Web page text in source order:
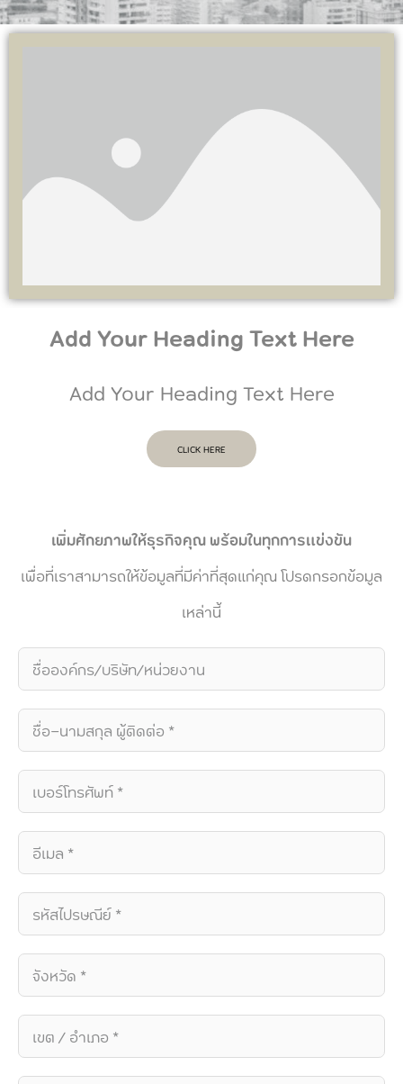
Add Your Heading Text Here
Add Your Heading Text Here
CLICK HERE
เพิ่มศักยภาพให้ธุรกิจคุณ พร้อมในทุกการแข่งขัน
เพื่อที่เราสามารถให้ข้อมูลที่มีค่าที่สุดแก่คุณ โปรดกรอกข้อมูล
เหล่านี้